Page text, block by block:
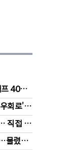
40명
회로’
직접 만
물렸을